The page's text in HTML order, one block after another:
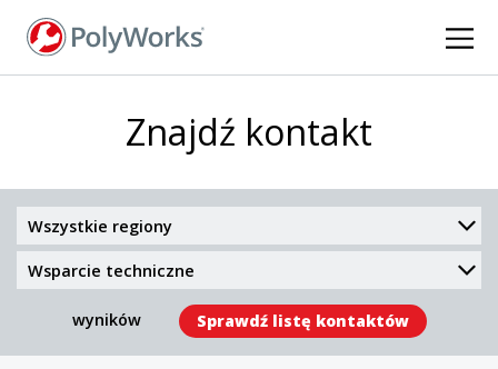
Przejdź
Znajdź kontakt
Region
Type
wyników Sprawdź listę kontaktów